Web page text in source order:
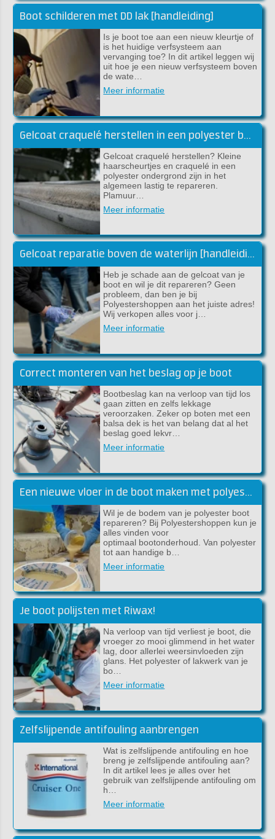
Boot schilderen met DD lak [handleiding]
Is je boot toe aan een nieuw kleurtje of
is het huidige verfsysteem aan
vervanging toe? In dit artikel leggen wij
uit hoe je een nieuw verfsysteem boven
de wate…
Meer informatie
Gelcoat craquelé herstellen in een polyester boot
Gelcoat craquelé herstellen? Kleine
haarscheurtjes en craquelé in een
polyester ondergrond zijn in het
algemeen lastig te repareren.
Plamuur…
Meer informatie
Gelcoat reparatie boven de waterlijn [handleiding]
Heb je schade aan de gelcoat van je
boot en wil je dit repareren? Geen
probleem, dan ben je bij
Polyestershoppen aan het juiste adres!
Wij verkopen alles voor j…
Meer informatie
Correct monteren van het beslag op je boot
Bootbeslag kan na verloop van tijd los
gaan zitten en zelfs lekkage
veroorzaken. Zeker op boten met een
balsa dek is het van belang dat al het
beslag goed lekvr…
Meer informatie
Een nieuwe vloer in de boot maken met polyester
Wil je de bodem van je polyester boot
repareren? Bij Polyestershoppen kun je
alles vinden voor
optimaal bootonderhoud. Van polyester
tot aan handige b…
Meer informatie
Je boot polijsten met Riwax!
Na verloop van tijd verliest je boot, die
vroeger zo mooi glimmend in het water
lag, door allerlei weersinvloeden zijn
glans. Het polyester of lakwerk van je
bo…
Meer informatie
Zelfslijpende antifouling aanbrengen
Wat is zelfslijpende antifouling en hoe
breng je zelfslijpende antifouling aan?
In dit artikel lees je alles over het
gebruik van zelfslijpende antifouling om
h…
Meer informatie